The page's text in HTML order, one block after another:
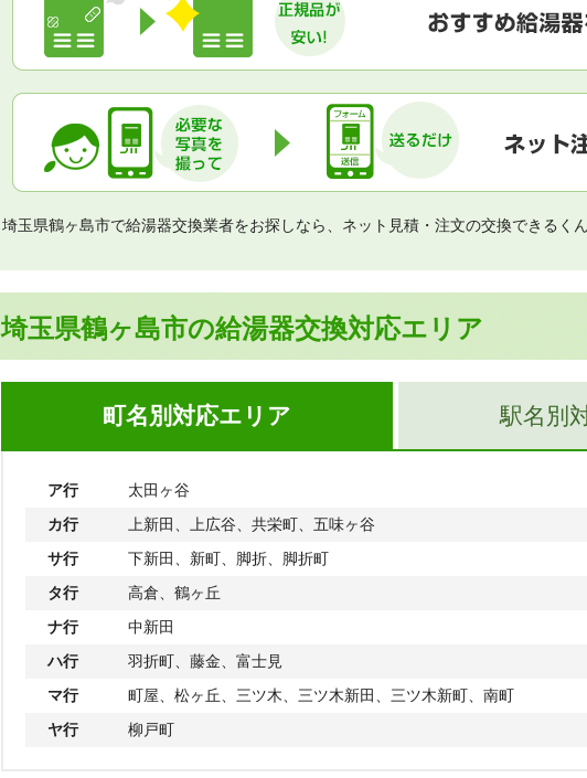
埼玉県鶴ヶ島市で給湯器交換業者をお探しなら、ネット見積・注文の交換できるく
埼玉県鶴ヶ島市の給湯器交換対応エリア
町名別対応エリア
ア行 太田ヶ谷
カ行 上新田、上広谷、共栄町、五味ヶ谷
サ行 下新田、新町、脚折、脚折町
タ行 高倉、鶴ヶ丘
ナ行 中新田
ハ行 羽折町、藤金、富士見
マ行 町屋、松ヶ丘、三ツ木、三ツ木新田、三ツ木新町、南町
ヤ行 柳戸町
駅名別